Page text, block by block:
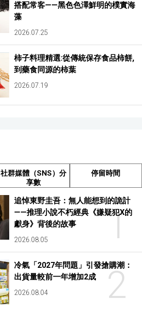
搭配常客——黑色色澤鮮明的樸實海
藻
2026.07.25
柿子料理精選:從傳統保存食品柿餅,
到藥食同源的柿葉
2026.07.19
社群媒體（SNS）分
享數
停留時間
1
追悼東野圭吾：無人能想到的詭計
——推理小說不朽經典《嫌疑犯X的
獻身》背後的故事
2026.08.05
2
冷氣「2027年問題」引發搶購潮：
出貨量較前一年增加2成
2026.08.04